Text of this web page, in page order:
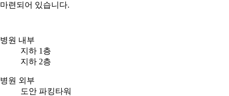
마련되어 있습니다.
병원 내부
지하 1층
지하 2층
병원 외부
도안 파킹타워